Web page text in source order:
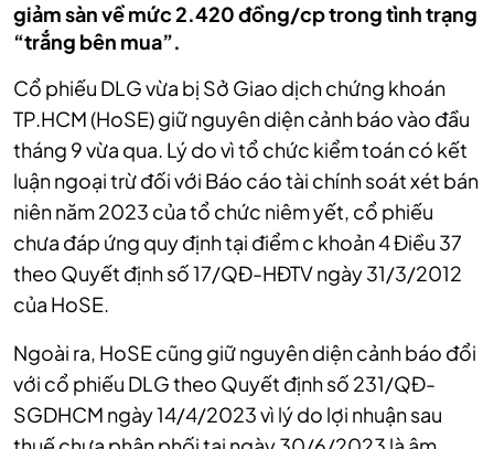
giảm sàn về mức 2.420 đồng/cp trong tình trạng
“trắng bên mua”.
Cổ phiếu DLG vừa bị Sở Giao dịch chứng khoán
TP.HCM (HoSE) giữ nguyên diện cảnh báo vào đầu
tháng 9 vừa qua. Lý do vì tổ chức kiểm toán có kết
luận ngoại trừ đối với Báo cáo tài chính soát xét bán
niên năm 2023 của tổ chức niêm yết, cổ phiếu
chưa đáp ứng quy định tại điểm c khoản 4 Điều 37
theo Quyết định số 17/QĐ-HĐTV ngày 31/3/2012
của HoSE.
Ngoài ra, HoSE cũng giữ nguyên diện cảnh báo đổi
với cổ phiếu DLG theo Quyết định số 231/QĐ-
SGDHCM ngày 14/4/2023 vì lý do lợi nhuận sau